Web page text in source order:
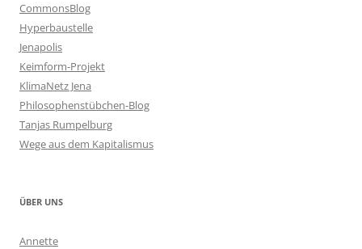
CommonsBlog
Hyperbaustelle
Jenapolis
Keimform-Projekt
KlimaNetz Jena
Philosophenstübchen-Blog
Tanjas Rumpelburg
Wege aus dem Kapitalismus
ÜBER UNS
Annette